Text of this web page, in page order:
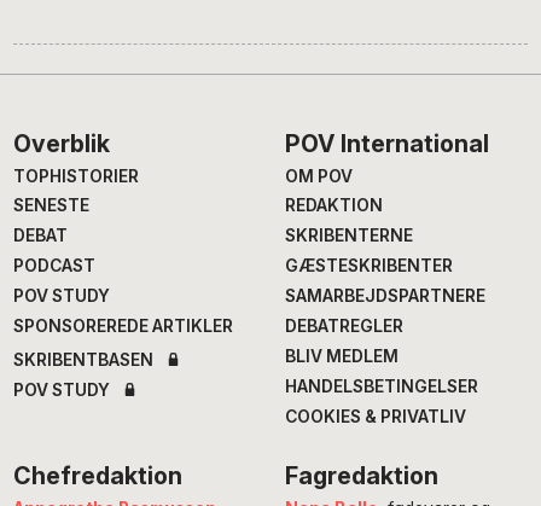
Footer
Overblik
TOPHISTORIER
SENESTE
DEBAT
PODCAST
POV STUDY
SPONSOREREDE ARTIKLER
SKRIBENTBASEN
POV STUDY
POV International
OM POV
REDAKTION
SKRIBENTERNE
GÆSTESKRIBENTER
SAMARBEJDSPARTNERE
DEBATREGLER
BLIV MEDLEM
HANDELSBETINGELSER
COOKIES & PRIVATLIV
Chefredaktion Fagredaktion